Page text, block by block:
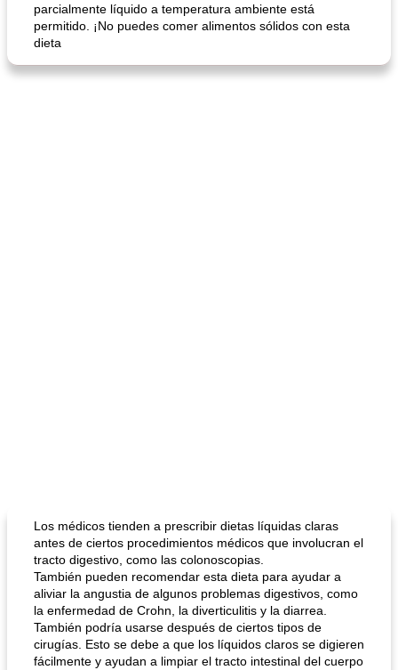
parcialmente líquido a temperatura ambiente está
permitido. ¡No puedes comer alimentos sólidos con esta
dieta
Los médicos tienden a prescribir dietas líquidas claras
antes de ciertos procedimientos médicos que involucran el
tracto digestivo, como las colonoscopias.
También pueden recomendar esta dieta para ayudar a
aliviar la angustia de algunos problemas digestivos, como
la enfermedad de Crohn, la diverticulitis y la diarrea.
También podría usarse después de ciertos tipos de
cirugías. Esto se debe a que los líquidos claros se digieren
fácilmente y ayudan a limpiar el tracto intestinal del cuerpo